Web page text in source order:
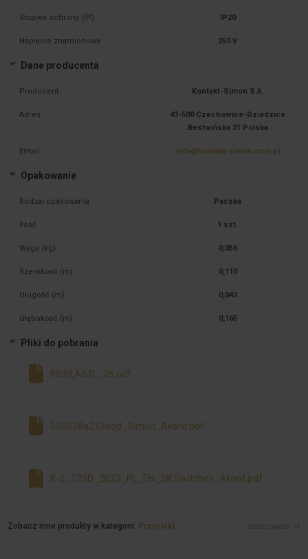
Stopień ochrony (IP) IP20
Napięcie znamionowe 250 V
Dane producenta
Producent Kontakt-Simon S.A.
Adres
43-500 Czechowice-Dziedzice
Bestwińska 21 Polska
Email info@kontakt-simon.com.pl
Opakowanie
Rodzaj opakowania Paczka
Ilość 1 szt.
Waga (kg) 0,056
Szerokość (m) 0,110
Długość (m) 0,043
Głębokość (m) 0,165
Pliki do pobrania
8539,AS1L_26.pdf
559538a213edd_Simon_Akord.pdf
K-S_135D_2023_PL_EN_SK Switches_Akord.pdf
Zobacz inne produkty w kategorii: Przyciski zobacz więcej >>